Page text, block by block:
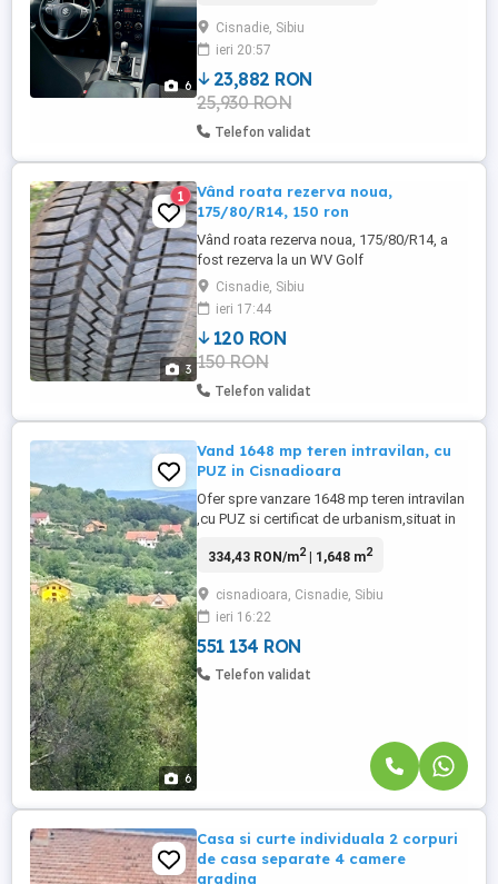
6
față spate,comenzi volan,km reali.Masina
de familie, stare de funcționare buna.
Cisnadie, Sibiu
ieri 20:57
23,882 RON
25,930 RON
Telefon validat
3
1
Vând roata rezerva noua,
175/80/R14, 150 ron
Vând roata rezerva noua, 175/80/R14, a
fost rezerva la un WV Golf
Cisnadie, Sibiu
ieri 17:44
120 RON
150 RON
Telefon validat
6
Vand 1648 mp teren intravilan, cu
PUZ in Cisnadioara
Ofer spre vanzare 1648 mp teren intravilan
,cu PUZ si certificat de urbanism,situat in
constuctie cabana sau casa de locuit.
o priveliste mirifica asupra localitatii
Cisnadioara, a cetatii si a peisajului oferit
de natura. Deschiderea ...
334,43 RON/m2| 1,648 m2
cisnadioara, Cisnadie, Sibiu
ieri 16:22
551 134 RON
Telefon validat
Casa si curte individuala 2 corpuri
de casa separate 4 camere
gradina